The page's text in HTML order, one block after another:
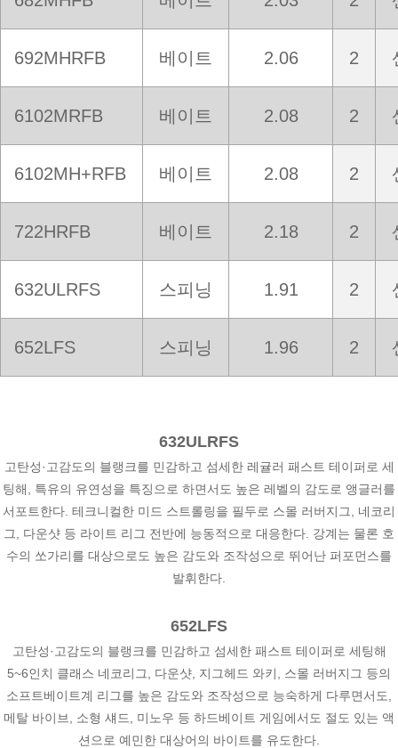
692MHRFB 베이트 2.06 2
6102MRFB 베이트 2.08 2
6102MH+RFB 베이트 2.08 2
722HRFB 베이트 2.18 2
632ULRFS 스피닝 1.91 2
652LFS 스피닝 1.96 2
632ULRFS
고탄성·고감도의 블랭크를 민감하고 섬세한 레귤러 패스트 테이퍼로 세
팅해, 특유의 유연성을 특징으로 하면서도 높은 레벨의 감도로 앵글러를
서포트한다. 테크니컬한 미드 스트롤링을 필두로 스몰 러버지그, 네코리
그, 다운샷 등 라이트 리그 전반에 능동적으로 대응한다. 강계는 물론 호
수의 쏘가리를 대상으로도 높은 감도와 조작성으로 뛰어난 퍼포먼스를
발휘한다.
652LFS
고탄성·고감도의 블랭크를 민감하고 섬세한 패스트 테이퍼로 세팅해
5~6인치 클래스 네코리그, 다운샷, 지그헤드 와키, 스몰 러버지그 등의
소프트베이트계 리그를 높은 감도와 조작성으로 능숙하게 다루면서도,
메탈 바이브, 소형 섀드, 미노우 등 하드베이트 게임에서도 절도 있는 액
션으로 예민한 대상어의 바이트를 유도한다.